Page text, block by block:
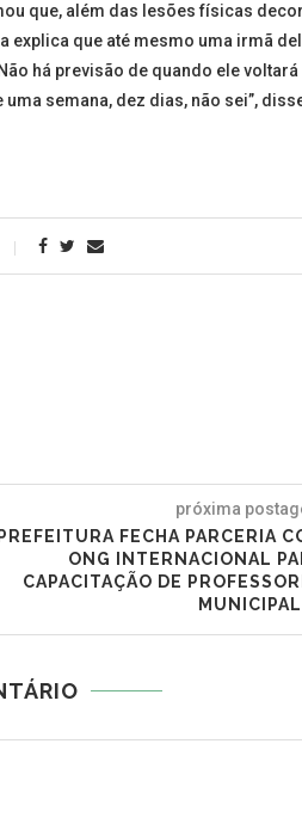
que, além das lesões físicas
explica que até mesmo uma irmã
há previsão de quando ele voltará
semana, dez dias, não sei”,
próxima
PREFEITURA FECHA PARCERIA
ONG INTERNACIONAL
CAPACITAÇÃO DE